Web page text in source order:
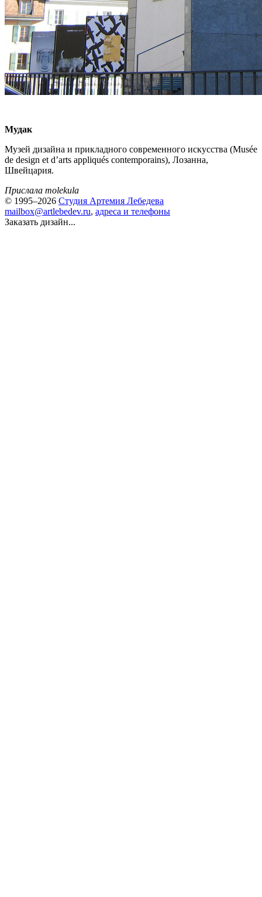
Мудак
Музей дизайна и прикладного современного искусства (Musée
de design et d’arts appliqués contemporains), Лозанна,
Швейцария.
Прислала molekula
© 1995–2026 Студия Артемия Лебедева
mailbox@artlebedev.ru, адреса и телефоны
Заказать дизайн...